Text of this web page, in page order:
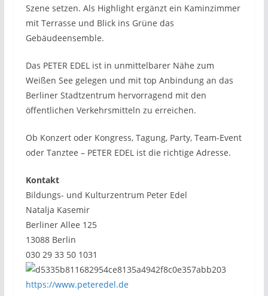
Szene setzen. Als Highlight ergänzt ein Kaminzimmer
mit Terrasse und Blick ins Grüne das
Gebäudeensemble.
Das PETER EDEL ist in unmittelbarer Nähe zum
Weißen See gelegen und mit top Anbindung an das
Berliner Stadtzentrum hervorragend mit den
öffentlichen Verkehrsmitteln zu erreichen.
Ob Konzert oder Kongress, Tagung, Party, Team-Event
oder Tanztee – PETER EDEL ist die richtige Adresse.
Kontakt
Bildungs- und Kulturzentrum Peter Edel
Natalja Kasemir
Berliner Allee 125
13088 Berlin
030 29 33 50 1031
https://www.peteredel.de